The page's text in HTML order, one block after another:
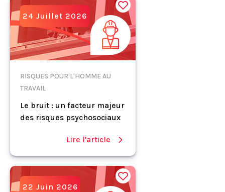
24 Juillet 2026
RISQUES POUR L'HOMME AU
TRAVAIL
Le bruit : un facteur majeur
des risques psychosociaux
Lire l'article
22 Juin 2026